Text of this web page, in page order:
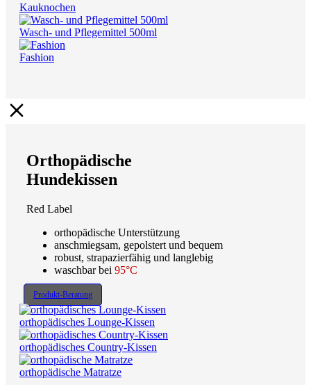
Kauknochen
Wasch- und Pflegemittel 500ml
Fashion
Orthopädische
Hundekissen
Red Label
orthopädische Unterstützung
anschmiegsam, gepolstert und bequem
robust, strapazierfähig und langlebig
waschbar bei 95°C
Produkt-Beratung
orthopädisches Lounge-Kissen
orthopädisches Country-Kissen
orthopädische Matratze